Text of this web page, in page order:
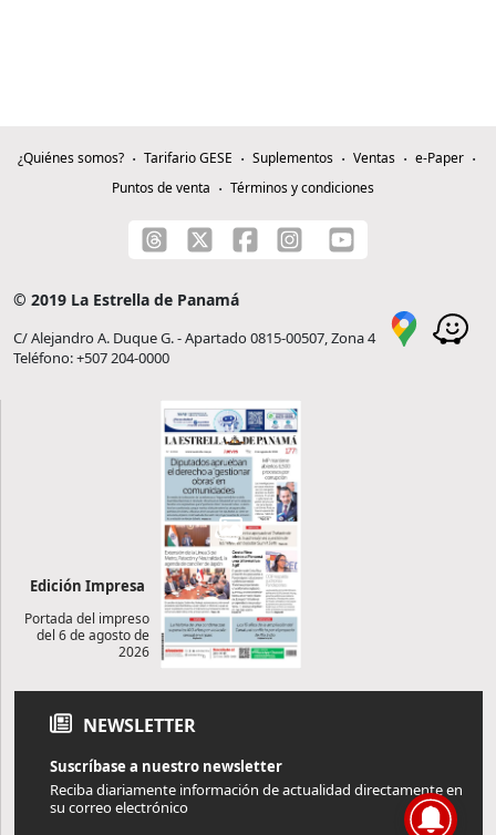
¿Quiénes somos? Tarifario GESE Suplementos Ventas
e-Paper
Puntos de venta
Términos y condiciones
© 2019 La Estrella de Panamá
C/ Alejandro A. Duque G. - Apartado 0815-00507, Zona 4
Teléfono: +507 204-0000
Edición Impresa
Portada del impreso
del 6 de agosto de
2026
NEWSLETTER
Suscríbase a nuestro newsletter
Reciba diariamente información de actualidad directamente en
su correo electrónico